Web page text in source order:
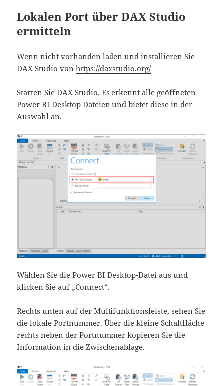
Lokalen Port über DAX Studio
ermitteln
Wenn nicht vorhanden laden und installieren Sie
DAX Studio vonhttps://daxstudio.org/
Starten Sie DAX Studio. Es erkennt alle geöffneten
Power BI Desktop Dateien und bietet diese in der
Auswahl an.
Wählen Sie die Power BI Desktop-Datei aus und
klicken Sie auf „Connect“.
Rechts unten auf der Multifunktionsleiste, sehen Sie
die lokale Portnummer. Über die kleine Schaltfläche
rechts neben der Portnummer kopieren Sie die
Information in die Zwischenablage.